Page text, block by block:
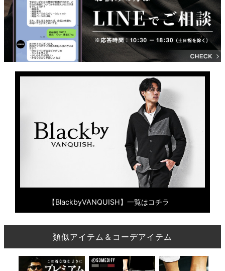
【BlackbyVANQUISH】一覧はコチラ
類似アイテム＆コーデアイテム